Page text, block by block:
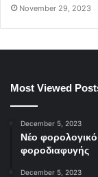
November 29, 2023
Most Viewed
December 5, 2023
Νέο
φοροδιαφυγής
December 5, 2023